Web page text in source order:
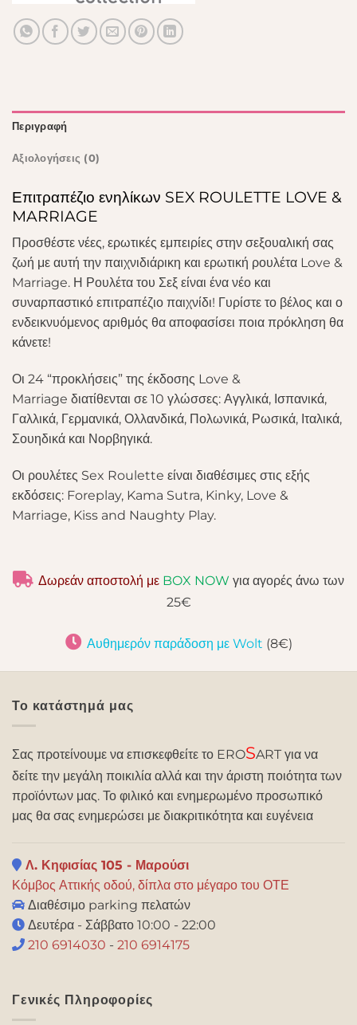
Περιγραφή
Αξιολογήσεις (0)
Επιτραπέζιο ενηλίκων SEX ROULETTE LOVE &
MARRIAGE
Προσθέστε νέες, ερωτικές εμπειρίες στην σεξουαλική σας
ζωή με αυτή την παιχνιδιάρικη και ερωτική ρουλέτα Love &
Marriage. Η Ρουλέτα του Σεξ είναι ένα νέο και
συναρπαστικό επιτραπέζιο παιχνίδι! Γυρίστε το βέλος και ο
ενδεικνυόμενος αριθμός θα αποφασίσει ποια πρόκληση θα
κάνετε!
Οι 24 “προκλήσεις” της έκδοσης Love &
Marriage διατίθενται σε 10 γλώσσες: Αγγλικά, Ισπανικά,
Γαλλικά, Γερμανικά, Ολλανδικά, Πολωνικά, Ρωσικά, Ιταλικά,
Σουηδικά και Νορβηγικά.
Οι ρουλέτες Sex Roulette είναι διαθέσιμες στις εξής
εκδόσεις: Foreplay, Kama Sutra, Kinky, Love &
Marriage, Kiss and Naughty Play.
Δωρεάν αποστολή με BOX NOW για αγορές άνω των
25€
Αυθημερόν παράδοση με Wolt (8€)
Το κατάστημά μας
Σας προτείνουμε να επισκεφθείτε το EROSART για να
δείτε την μεγάλη ποικιλία αλλά και την άριστη ποιότητα των
προϊόντων μας. Το φιλικό και ενημερωμένο προσωπικό
μας θα σας ενημερώσει με διακριτικότητα και ευγένεια
Λ. Κηφισίας 105 - Μαρούσι
Κόμβος Αττικής οδού, δίπλα στο μέγαρο του ΟΤΕ
Διαθέσιμο parking πελατών
Δευτέρα - Σάββατο 10:00 - 22:00
210 6914030 - 210 6914175
Γενικές Πληροφορίες